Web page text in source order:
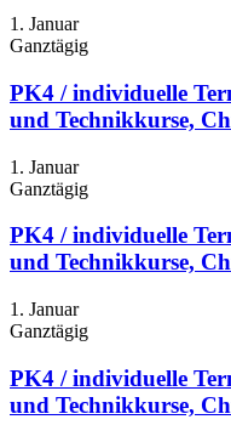
1. Januar
Ganztägig
PK4 / individuelle
und Technikkurse,
1. Januar
Ganztägig
PK4 / individuelle
und Technikkurse,
1. Januar
Ganztägig
PK4 / individuelle
und Technikkurse,